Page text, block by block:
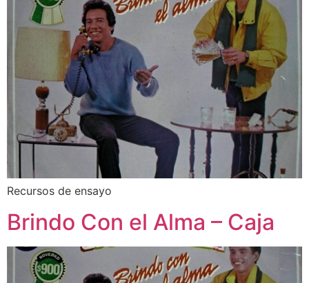
Recursos de ensayo
Brindo Con el Alma – Caja